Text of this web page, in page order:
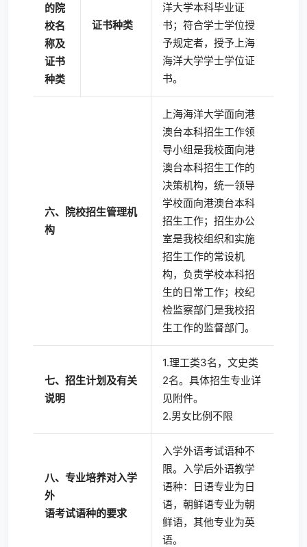
的院
校名
称及
证书
种类
证书种类
洋大学本科毕业证
书；符合学士学位授
予规定者，授予上海
海洋大学学士学位证
书。
六、院校招生管理机
构
上海海洋大学面向港
澳台本科招生工作领
导小组是我校面向港
澳台本科招生工作的
决策机构，统一领导
学校面向港澳台本科
招生工作；招生办公
室是我校组织和实施
招生工作的常设机
构，负责学校本科招
生的日常工作；校纪
检监察部门是我校招
生工作的监督部门。
七、招生计划及有关
说明
1.理工类3名，文史类
2名。具体招生专业详
见附件。
2.男女比例不限
八、专业培养对入学
外
语考试语种的要求
入学外语考试语种不
限。入学后外语教学
语种：日语专业为日
语，朝鲜语专业为朝
鲜语，其他专业为英
语。